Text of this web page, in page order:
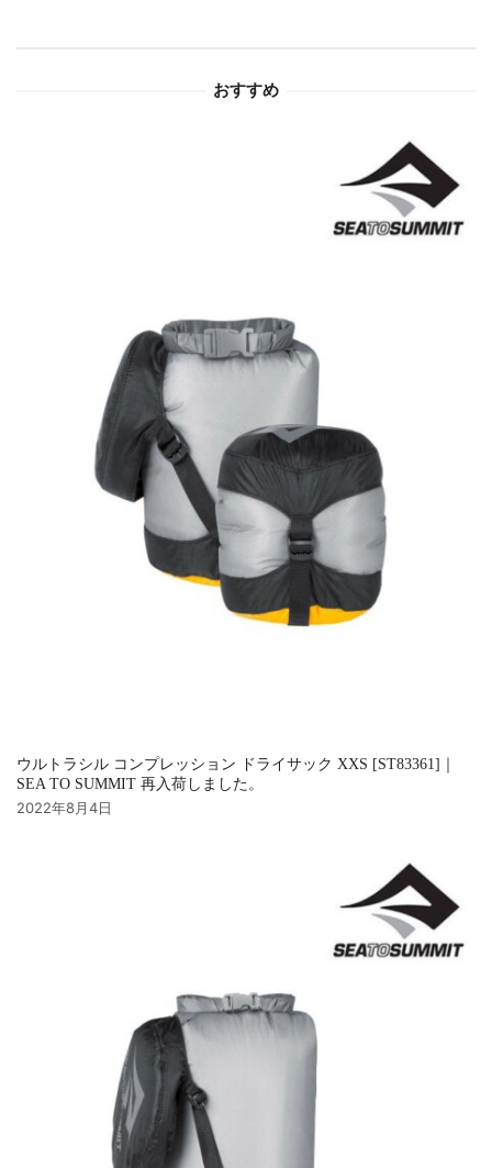
おすすめ
ウルトラシル コンプレッション ドライサック XXS [ST83361]｜
SEA TO SUMMIT 再入荷しました。
2022年8月4日